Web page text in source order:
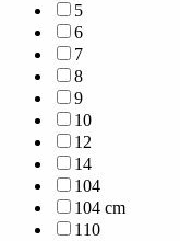
5
6
7
8
9
10
12
14
104
104 cm
110